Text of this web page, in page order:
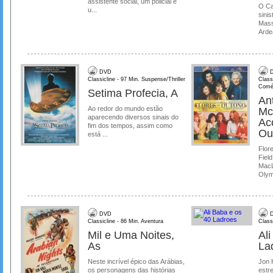
u...
O
DVD
Classicline - 97 Min. Suspense/Thriller
Setima Profecia, A
Ao redor do mundo estão
aparecendo diversos sinais do
fim dos tempos, assim como
está ...
DVD
Classicline - 86 Min. Aventura
Mil e Uma Noites,
As
Neste incrível épico das Arábias,
os personagens das histórias
Ali
Jon